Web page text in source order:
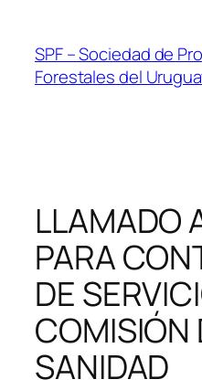
content
SPF – Sociedad de
Forestales del
LLAMADO
PARA
DE
COMISIÓN
SANIDAD